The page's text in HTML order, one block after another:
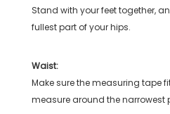
Stand with your feet together,
fullest part of your hips.
Waist:
Make sure the measuring tape
measure around the narrowest